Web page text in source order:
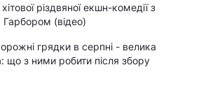
різдвяної екшн-комедії з
Гарбором (відео)
грядки в серпні - велика
що з ними робити після збору